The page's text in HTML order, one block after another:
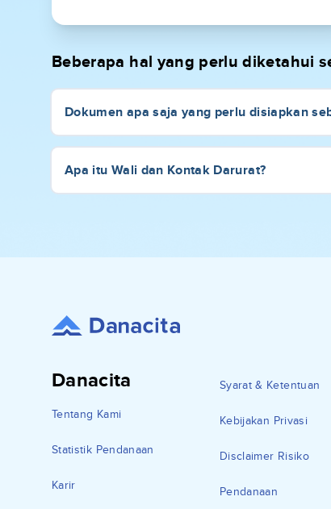
Beberapa hal yang perlu diketahui
Dokumen apa saja yang perlu disiapkan
Apa itu Wali dan Kontak Darurat?
Danacita
Tentang Kami
Statistik Pendanaan
Karir
Syarat & Ketentuan
Kebijakan Privasi
Disclaimer Risiko
Pendanaan